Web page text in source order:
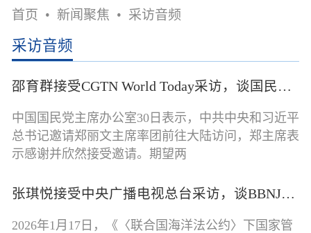
首页 • 新闻聚焦 • 采访音频
采访音频
邵育群接受CGTN World Today采访，谈国民党主席郑丽文即将访问大陆
中国国民党主席办公室30日表示，中共中央和习近平
总书记邀请郑丽文主席率团前往大陆访问，郑主席表
示感谢并欣然接受邀请。期望两
张琪悦接受中央广播电视总台采访，谈BBNJ协定生效与中国的积极作用
2026年1月17日，《〈联合国海洋法公约〉下国家管